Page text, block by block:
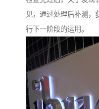
见，通过处理后补测，
行下一阶段的运用。